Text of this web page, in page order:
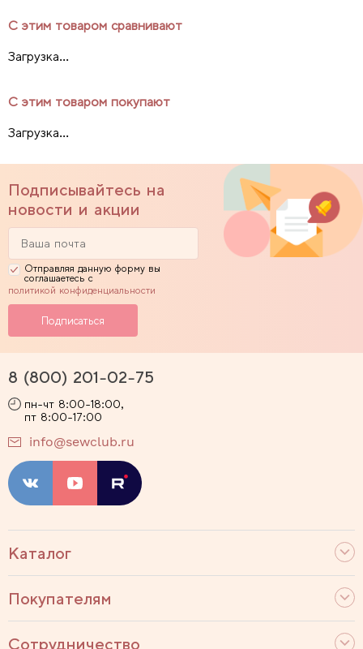
С этим товаром сравнивают
Загрузка...
С этим товаром покупают
Загрузка...
Подписывайтесь на
новости и акции
Отправляя данную форму вы
соглашаетесь с
политикой конфиденциальности
Каталог
Покупателям
Сотрудничество
8 (800) 201-02-75
пн-чт 8:00-18:00,
пт 8:00-17:00
info@sewclub.ru